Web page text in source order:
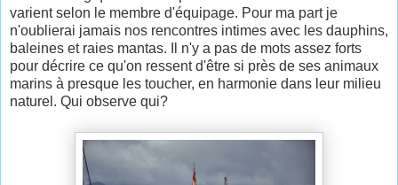
varient selon le membre d'équipage. Pour ma part je
n'oublierai jamais nos rencontres intimes avec les dauphins,
baleines et raies mantas. Il n'y a pas de mots assez forts
pour décrire ce qu'on ressent d'être si près de ses animaux
marins à presque les toucher, en harmonie dans leur milieu
naturel. Qui observe qui?